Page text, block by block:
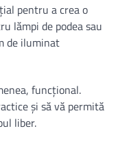
pentru a crea o
lămpi de podea sau
de iluminat
funcțional.
și să vă permită
liber.